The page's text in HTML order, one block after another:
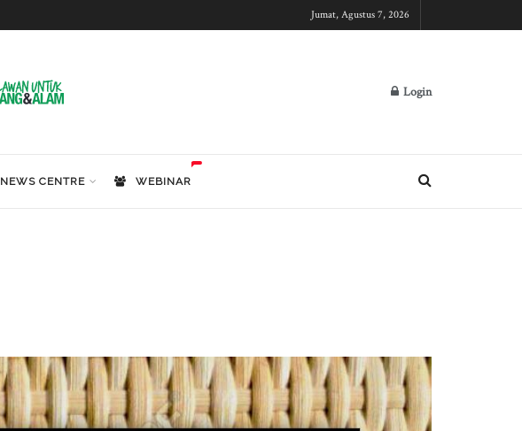
Jumat, Agustus 7, 2026
Login
NEWS CENTRE WEBINAR